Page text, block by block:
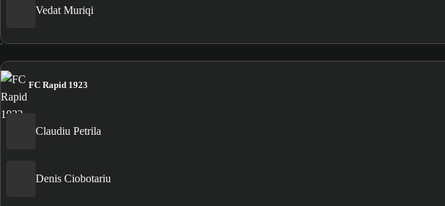
Vedat Muriqi
FC Rapid 1923
Claudiu Petrila
Denis Ciobotariu